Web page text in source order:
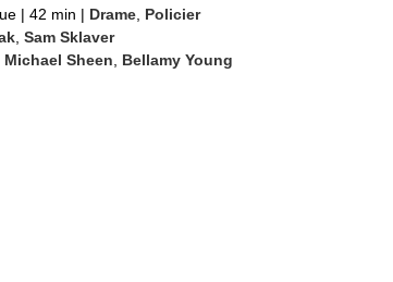
| 42 min | Drame, Policier
, Sam Sklaver
Michael Sheen Bellamy Young